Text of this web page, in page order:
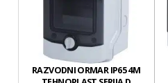
RAZVODNI ORMAR IP65 4M